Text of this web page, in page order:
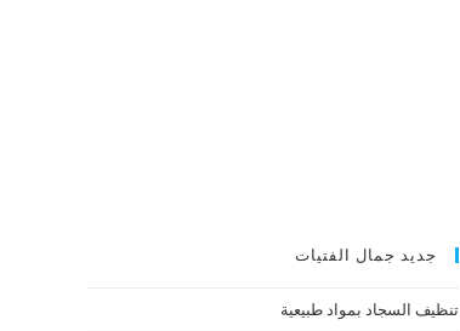
جديد جمال الفتيات
تنظيف السجاد بمواد طبيعية